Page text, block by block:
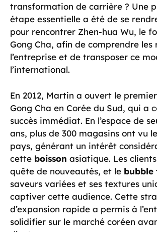
transformation de carrière ? Une
étape essentielle a été de se
pour rencontrer Zhen-hua Wu, le
Gong Cha, afin de comprendre les
l’entreprise et de transposer ce
l’international.
En 2012, Martin a ouvert le
Gong Cha en Corée du Sud, qui a
succès immédiat. En l’espace de
ans, plus de 300 magasins ont vu
pays, générant un intérêt
cette boisson asiatique. Les
quête de nouveautés, et le bubble
saveurs variées et ses textures
captiver cette audience. Cette
d’expansion rapide a permis à
solidifier sur le marché coréen